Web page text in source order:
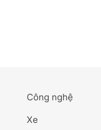
Công nghệ
Xe